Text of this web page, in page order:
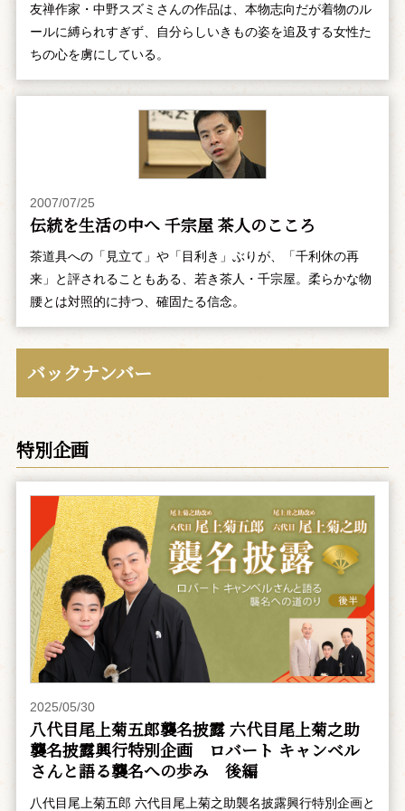
友禅作家・中野スズミさんの作品は、本物志向だが着物のル
ールに縛られすぎず、自分らしいきもの姿を追及する女性た
ちの心を虜にしている。
2007/07/25
伝統を生活の中へ 千宗屋 茶人のこころ
茶道具への「見立て」や「目利き」ぶりが、「千利休の再
来」と評されることもある、若き茶人・千宗屋。柔らかな物
腰とは対照的に持つ、確固たる信念。
バックナンバー
特別企画
2025/05/30
八代目尾上菊五郎襲名披露 六代目尾上菊之助
襲名披露興行特別企画 ――ロバート キャンベル
さんと語る襲名への歩み 後編
八代目尾上菊五郎 六代目尾上菊之助襲名披露興行特別企画と